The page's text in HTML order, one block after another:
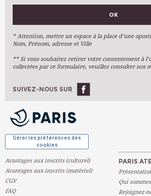
VOS PRÉFÉRENCES
Arts Plastiques
Arts Du Texte
Arts Numériques
Ateliers À L'année
OK
* Attention, mettre un espace à la place d’une
Nom, Prénom, adresse et Ville
** Si vous souhaitez retirer votre consentement à
collectées par ce formulaire, veuillez consulter nos
SUIVEZ-NOUS SUR
Gérer les préférences des
cookies
Avantages aux inscrits (culturel)
Avantages aux inscrits (matériel)
CGV
FAQ
PARIS
Qui
Rejoignez-